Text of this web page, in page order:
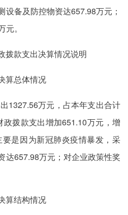
备及防控物资达657.98万元；
。
拨款支出决算情况说明
算总体情况
1327.56万元，占本年支出合计
拨款支出增加651.10万元，增
是因为新冠肺炎疫情暴发，采
达657.98万元；对企业政策性奖
算结构情况